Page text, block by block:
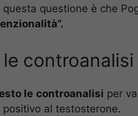
questione è che
le controanalisi per
al testosterone.